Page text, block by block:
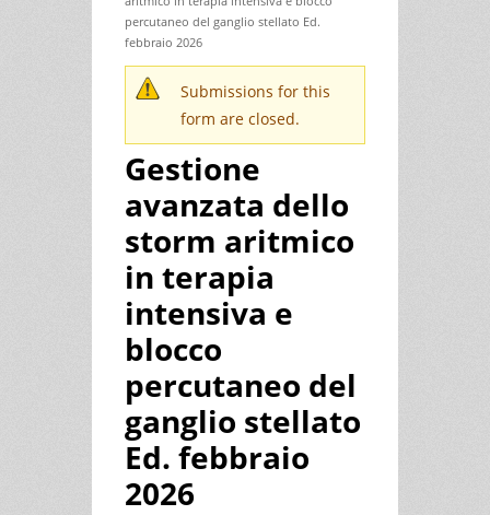
percutaneo del ganglio stellato Ed.
febbraio 2026
Messaggio di avvertimento
Submissions for this
form are closed.
Gestione
avanzata dello
storm aritmico
in terapia
intensiva e
blocco
percutaneo del
ganglio stellato
Ed. febbraio
2026